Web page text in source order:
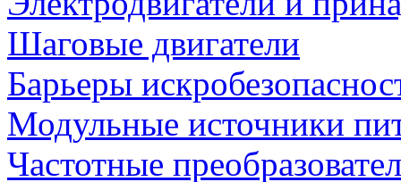
Шаговые двигатели
Барьеры
Модульные источники
Частотные